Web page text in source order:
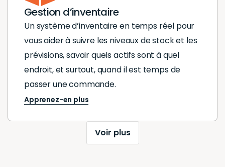
Gestion d’inventaire
Un système d’inventaire en temps réel pour
vous aider à suivre les niveaux de stock et les
prévisions, savoir quels actifs sont à quel
endroit, et surtout, quand il est temps de
passer une commande.
Apprenez-en plus
Voir plus